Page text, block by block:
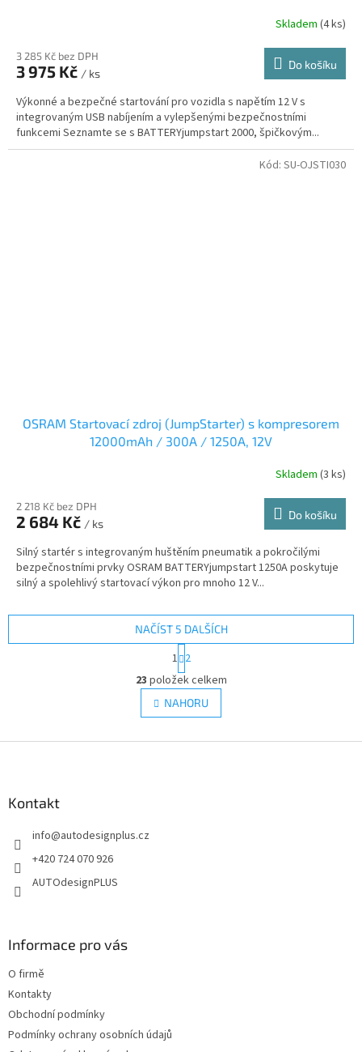
Skladem (4 ks)
3 285 Kč bez DPH
3 975 Kč / ks
Do košíku
Výkonné a bezpečné startování pro vozidla s napětím 12 V s
integrovaným USB nabíjením a vylepšenými bezpečnostními
funkcemi Seznamte se s BATTERYjumpstart 2000, špičkovým...
OSRAM Startovací zdroj (JumpStarter) s kompresorem
12000mAh / 300A / 1250A, 12V
Skladem (3 ks)
2 218 Kč bez DPH
2 684 Kč / ks
Do košíku
Silný startér s integrovaným huštěním pneumatik a pokročilými
bezpečnostními prvky OSRAM BATTERYjumpstart 1250A poskytuje
silný a spolehlivý startovací výkon pro mnoho 12 V...
Kód: SU-OJSTI030
O
v
l
á
NAČÍST 5 DALŠÍCH
S
t
r
á
n
k
v
1 2
23 položek celkem
NAHORU
Kontakt
info@autodesignplus.cz
+420 724 070 926
AUTOdesignPLUS
Informace pro vás
O firmě
Kontakty
Obchodní podmínky
Podmínky ochrany osobních údajů